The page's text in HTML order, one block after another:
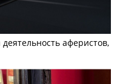
аферистов,